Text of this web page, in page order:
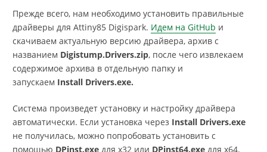
Прежде всего, нам необходимо установить правильные
драйверы для Attiny85 Digispark. Идем на GitHub и
скачиваем актуальную версию драйвера, архив с
названием Digistump.Drivers.zip, после чего извлекаем
содержимое архива в отдельную папку и
запускаем Install Drivers.exe.
Система произведет установку и настройку драйвера
автоматически. Если установка через Install Drivers.exe
не получилась, можно попробовать установить с
помощью DPinst.exe для x32 или DPinst64.exe для x64.